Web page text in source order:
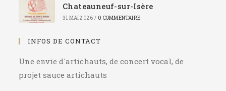
Chateauneuf-sur-Isère
31 MAI 2026 / 0 COMMENTAIRE
INFOS DE CONTACT
Une envie d'artichauts, de concert vocal, de
projet sauce artichauts